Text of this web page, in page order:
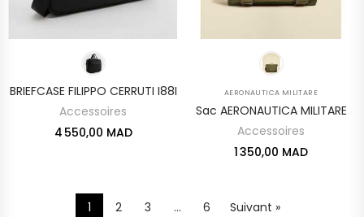
BRIEFCASE FILIPPO CERRUTI I88I
Accessoires
4 550,00 MAD
AERONAUTICA MILITARE
Sac AERONAUTICA MILITARE
Accessoires
1 350,00 MAD
1 2 3 … 6 Suivant »